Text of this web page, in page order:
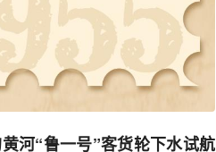
河“鲁一号”客货轮下水试航